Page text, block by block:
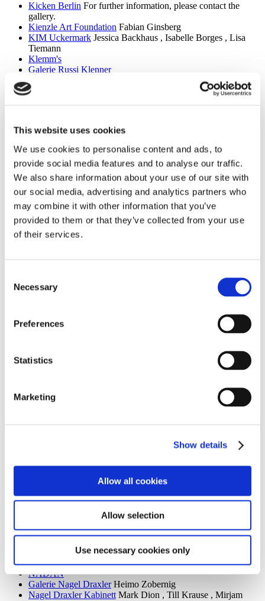
This website uses cookies
We use cookies to personalise content and ads, to
provide social media features and to analyse our traffic.
We also share information about your use of our site with
our social media, advertising and analytics partners who
may combine it with other information that you’ve
provided to them or that they’ve collected from your use
of their services.
Selection
Necessary
Preferences
Statistics
Marketing
Show details
Allow all cookies
Allow selection
Use necessary cookies only
Kicken Berlin For further information, please contact the
gallery.
Kienzle Art Foundation Fabian Ginsberg
KIM Uckermark Jessica Backhaus , Isabelle Borges , Lisa
Tiemann
Klemm's
Galerie Russi Klenner
KOW
Heinrich Dunst , Sophia Eisenhut , Simon Lehner
Kunstbrücke am Wildenbruch
Pharaz Azimi , Lotta Beckers , Caligola , Ben Glas , Susanne
Grau , Ana Hupe , Selma Lindgren , Alexander Norton
(Annita Sleep) , Kaya Pilsner , Mirae kh Rhee , Anton
Steenbock
Kunstraum Kreuzberg/Bethanien
Noor Abuarafeh , Heba Y.
Amin , Maria Thereza Alves , Aram Bartholl , Taysir Batniji ,
Giselle Beiguelman , Zach Blas , Karolina Grywnowicz , Ana
Hupe , Eduardo Kac , Aline Motta , Rabih Mroué , Vanessa
Amoah Opoku , Federico Protto
Kunstverein am Rosa–Luxemburg–Platz
Jürgen Haufe , Rainer Herold , Karl-Georg Hirsch , Lutz
Hirschmann , Veit Hofmann , Gerhard Kettner , Ingo
Münzner , Charlotte Elfriede Pauly , Heinz Plank , Herbert
Sandberg , Erika Stürmer-Alex , Hans Ticha , Andreas
Wachter , Claus Weidensdorfer , Karla Woisnitza , Axel
Tanya Leighton
Galerie Max Mayer J. Parker Valentine
Lin Olschowka
Miettinen CollectionLee Ufan , Leena Luostarinen , Leiko
Ikemura , Lee Bae , a.o.
Marina Xenofontos
NADAN
Galerie Nagel Draxler Heimo Zobernig
Nagel Draxler Kabinett Mark Dion , Till Krause , Mirjam